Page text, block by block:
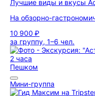
Лучшие виды и вкусы
На обзорно-
10 900 ₽
за группу, 1–6 чел.
2 часа
Пешком
Мини-группа